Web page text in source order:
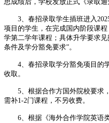
思成绩后，学校发放正式《录取通
3、春招录取学生插班进入
项目的学生，在完成国内阶段课
学第二学年课程；具体升学要求
条件及学分豁免要求”。
4、春招录取学分豁免项目的学
收取。
5、根据合作方国外院校要求
需补1-2门课程，不另收费。
6、根据《海外合作学院英语